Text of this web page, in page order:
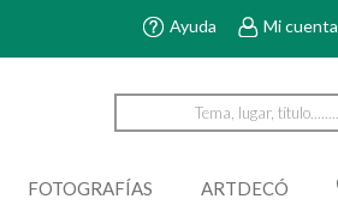
Mi cuenta
Ayuda
ARTDECÓ
FOTOGRAFÍAS